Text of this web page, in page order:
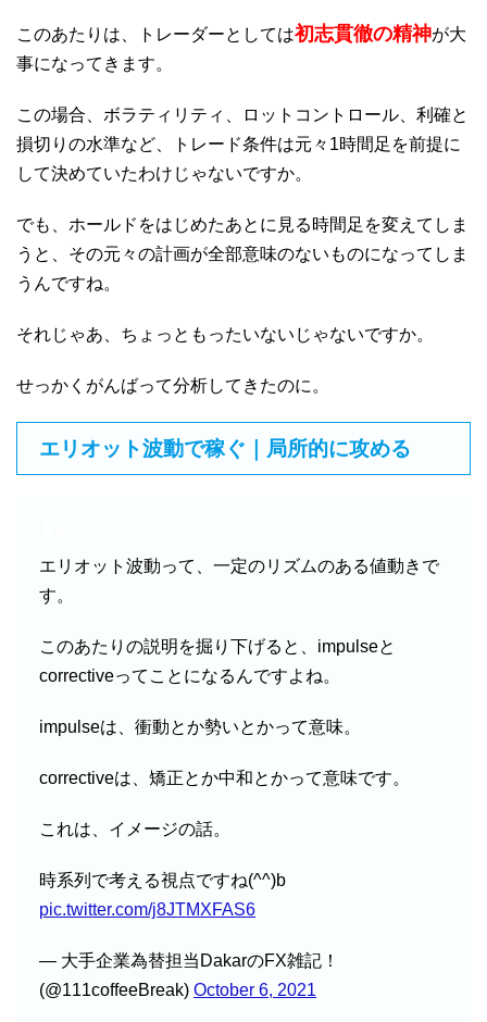
このあたりは、トレーダーとしては初志貫徹の精神が大
事になってきます。
この場合、ボラティリティ、ロットコントロール、利確と
損切りの水準など、トレード条件は元々1時間足を前提に
して決めていたわけじゃないですか。
でも、ホールドをはじめたあとに見る時間足を変えてしま
うと、その元々の計画が全部意味のないものになってしま
うんですね。
それじゃあ、ちょっともったいないじゃないですか。
せっかくがんばって分析してきたのに。
エリオット波動で稼ぐ｜局所的に攻める
エリオット波動って、一定のリズムのある値動きで
す。
このあたりの説明を掘り下げると、impulseと
correctiveってことになるんですよね。
impulseは、衝動とか勢いとかって意味。
correctiveは、矯正とか中和とかって意味です。
これは、イメージの話。
時系列で考える視点ですね(^^)b
pic.twitter.com/j8JTMXFAS6
— 大手企業為替担当DakarのFX雑記！
(@111coffeeBreak) October 6, 2021